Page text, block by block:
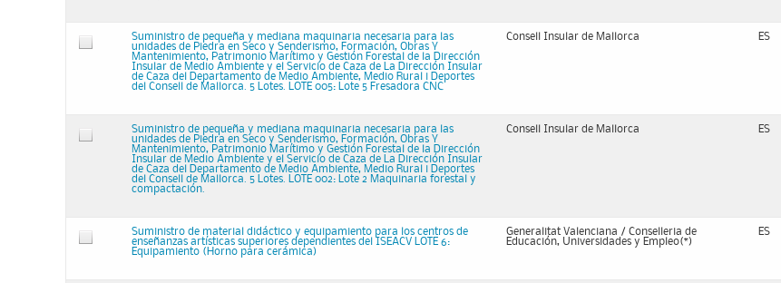
Suministro de pequeña y mediana maquinaria necesaria para las
unidades de Piedra en Seco y Senderismo, Formación, Obras Y
Mantenimiento, Patrimonio Marítimo y Gestión Forestal de la Dirección
Insular de Medio Ambiente y el Servicio de Caza de La Dirección Insular
de Caza del Departamento de Medio Ambiente, Medio Rural i Deportes
del Consell de Mallorca. 5 Lotes. LOTE 005: Lote 5 Fresadora CNC
Consell Insular de Mallorca ES
Suministro de pequeña y mediana maquinaria necesaria para las
unidades de Piedra en Seco y Senderismo, Formación, Obras Y
Mantenimiento, Patrimonio Marítimo y Gestión Forestal de la Dirección
Insular de Medio Ambiente y el Servicio de Caza de La Dirección Insular
de Caza del Departamento de Medio Ambiente, Medio Rural i Deportes
del Consell de Mallorca. 5 Lotes. LOTE 002: Lote 2 Maquinaria forestal y
compactación.
Consell Insular de Mallorca ES
Suministro de material didáctico y equipamiento para los centros de
enseñanzas artísticas superiores dependientes del ISEACV LOTE 6:
Equipamiento (Horno para cerámica)
Generalitat Valenciana / Conselleria de
Educación, Universidades y Empleo(*)
ES